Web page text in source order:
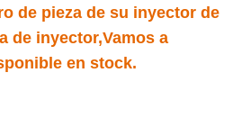
de pieza de su inyector de
de inyector,Vamos a
en stock.